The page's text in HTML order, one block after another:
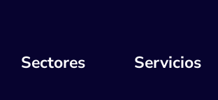
Sectores Servicios